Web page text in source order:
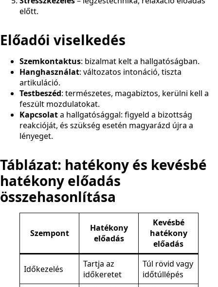
előtt.
Előadói viselkedés
Szemkontaktus: bizalmat kelt a hallgatóságban.
Hanghasználat: változatos intonáció, tiszta
artikuláció.
Testbeszéd: természetes, magabiztos, kerülni kell a
feszült mozdulatokat.
Kapcsolata hallgatósággal: figyeld a bizottság
reakcióját, és szükség esetén magyarázd újra a
lényeget.
Táblázat: hatékony és kevésbé
hatékony előadás
összehasonlítása
Szempont
Hatékony
előadás
Kevésbé
hatékony
előadás
Időkezelés
Tartja az
időkeretet
Túl rövid vagy
időtúllépés